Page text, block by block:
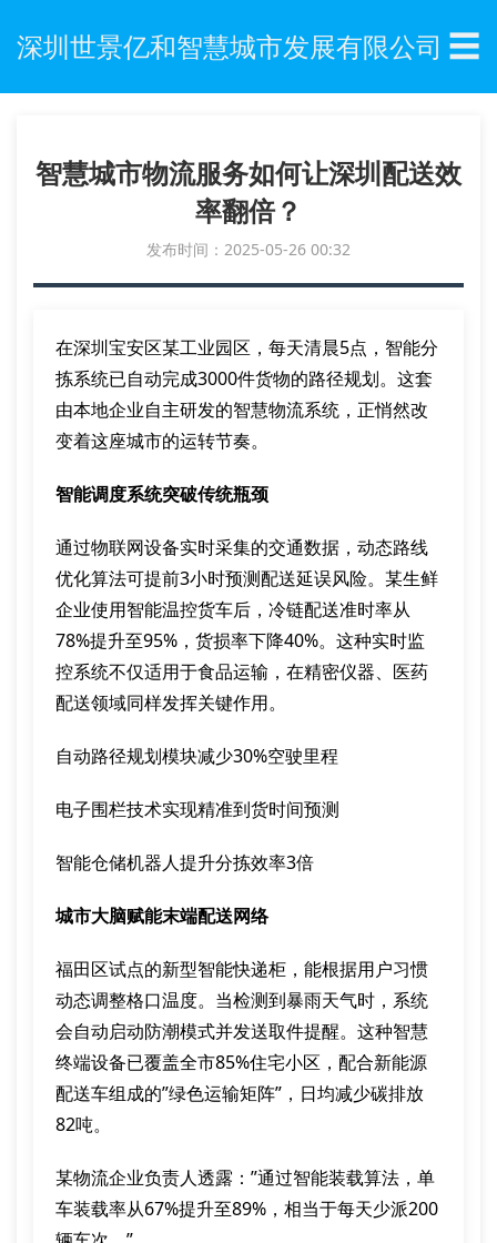
深圳世景亿和智慧城市发展有限公司 ☰
智慧城市物流服务如何让深圳配送效
率翻倍？
发布时间：2025-05-26 00:32
在深圳宝安区某工业园区，每天清晨5点，智能分
拣系统已自动完成3000件货物的路径规划。这套
由本地企业自主研发的智慧物流系统，正悄然改
变着这座城市的运转节奏。
智能调度系统突破传统瓶颈
通过物联网设备实时采集的交通数据，动态路线
优化算法可提前3小时预测配送延误风险。某生鲜
企业使用智能温控货车后，冷链配送准时率从
78%提升至95%，货损率下降40%。这种实时监
控系统不仅适用于食品运输，在精密仪器、医药
配送领域同样发挥关键作用。
自动路径规划模块减少30%空驶里程
电子围栏技术实现精准到货时间预测
智能仓储机器人提升分拣效率3倍
城市大脑赋能末端配送网络
福田区试点的新型智能快递柜，能根据用户习惯
动态调整格口温度。当检测到暴雨天气时，系统
会自动启动防潮模式并发送取件提醒。这种智慧
终端设备已覆盖全市85%住宅小区，配合新能源
配送车组成的”绿色运输矩阵”，日均减少碳排放
82吨。
某物流企业负责人透露：”通过智能装载算法，单
车装载率从67%提升至89%，相当于每天少派200